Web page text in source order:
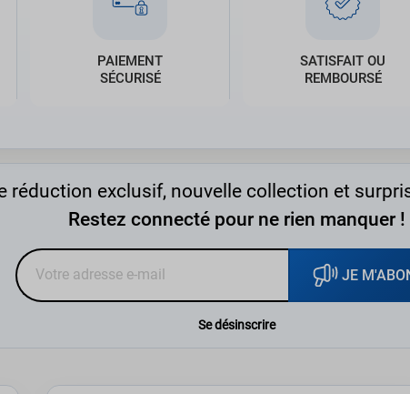
PAIEMENT
SÉCURISÉ
SATISFAIT OU
REMBOURSÉ
réduction exclusif, nouvelle collection et
Restez connecté pour ne rien manquer !
JE
Se désinscrire